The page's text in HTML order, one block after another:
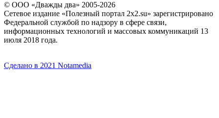
© ООО «Дважды два» 2005-2026
Сетевое издание «Полезный портал 2x2.su» зарегистрировано
Федеральной службой по надзору в сфере связи,
информационных технологий и массовых коммуникаций 13
июля 2018 года.
Сделано в 2021 Notamedia